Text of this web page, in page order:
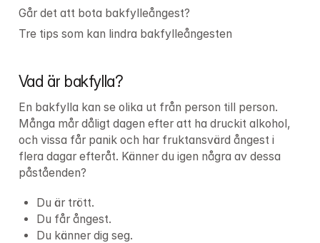
Vad är bakfylla?
En bakfylla kan se olika ut från person till person.
Många mår dåligt dagen efter att ha druckit alkohol,
och vissa får panik och har fruktansvärd ångest i
flera dagar efteråt. Känner du igen några av dessa
påståenden?
Du är trött.
Du får ångest.
Du känner dig seg.
Går det att bota bakfylleångest?
Tre tips som kan lindra bakfylleångesten